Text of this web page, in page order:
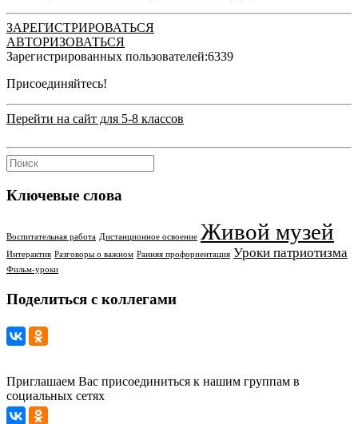
ЗАРЕГИСТРИРОВАТЬСЯ
АВТОРИЗОВАТЬСЯ
Зарегистрированных пользователей:6339
Присоединяйтесь!
Перейти на сайт для 5-8 классов
Ключевые слова
Воспитательная работа Дистанционное освоение Живой музей
Интерактив Разговоры о важном Ранняя профориентация Уроки патриотизма
Фильм-уроки
Поделиться с коллегами
Приглашаем Вас присоединиться к нашим группам в
социальных сетях